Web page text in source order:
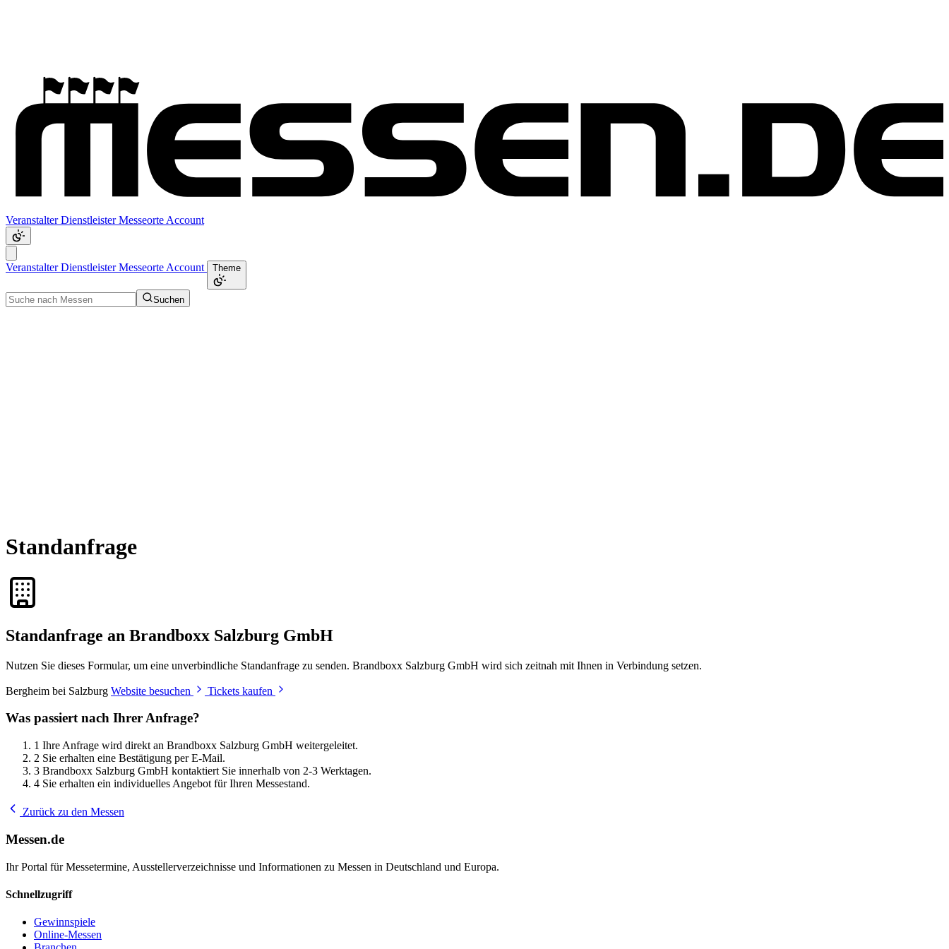
VeranstalterDienstleisterMesseorte Account
VeranstalterDienstleisterMesseorte Account Theme
Suchen
Standanfrage
Standanfrage an Brandboxx Salzburg GmbH
Nutzen Sie dieses Formular, um eine unverbindliche Standanfrage zu senden. Brandboxx Salzburg GmbH wird sich zeitnah mit Ihnen in Verbindung setzen.
Bergheim bei Salzburg Website besuchen Tickets kaufen
Was passiert nach Ihrer Anfrage?
1 Ihre Anfrage wird direkt an Brandboxx Salzburg GmbH weitergeleitet.
2 Sie erhalten eine Bestätigung per E-Mail.
3 Brandboxx Salzburg GmbH kontaktiert Sie innerhalb von 2-3 Werktagen.
4 Sie erhalten ein individuelles Angebot für Ihren Messestand.
Zurück zu den Messen
Messen.de
Ihr Portal für Messetermine, Ausstellerverzeichnisse und Informationen zu Messen in Deutschland und Europa.
Schnellzugriff
Gewinnspiele
Online-Messen